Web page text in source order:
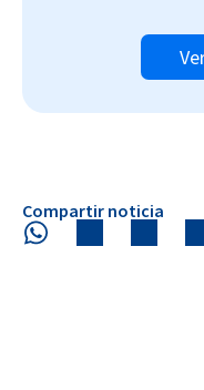
Compartir noticia